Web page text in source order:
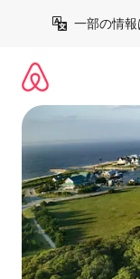
一部の情報